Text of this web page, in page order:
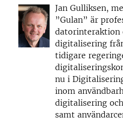
Jan Gulliksen,
”Gulan” är
datorinteraktion
digitalisering
tidigare
nu i
inom
digitalisering
samt